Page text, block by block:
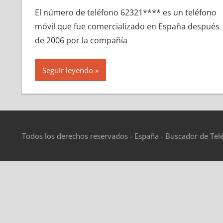
El número dе teléfono 62321**** es un teléfono
móvil quе fue comercializado en España después
dе 2006 pοr la compañía
Seguir leyendo
Todos los derechos reservados - España - Buscador de